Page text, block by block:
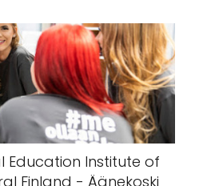
Education Institute of
Finland - Äänekoski